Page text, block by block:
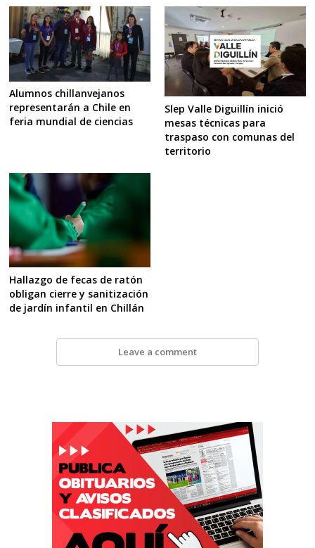
Alumnos chillanvejanos
representarán a Chile en
feria mundial de ciencias
Slep Valle Diguillín inició
mesas técnicas para
traspaso con comunas del
territorio
Hallazgo de fecas de ratón
obligan cierre y sanitización
de jardín infantil en Chillán
Leave a comment